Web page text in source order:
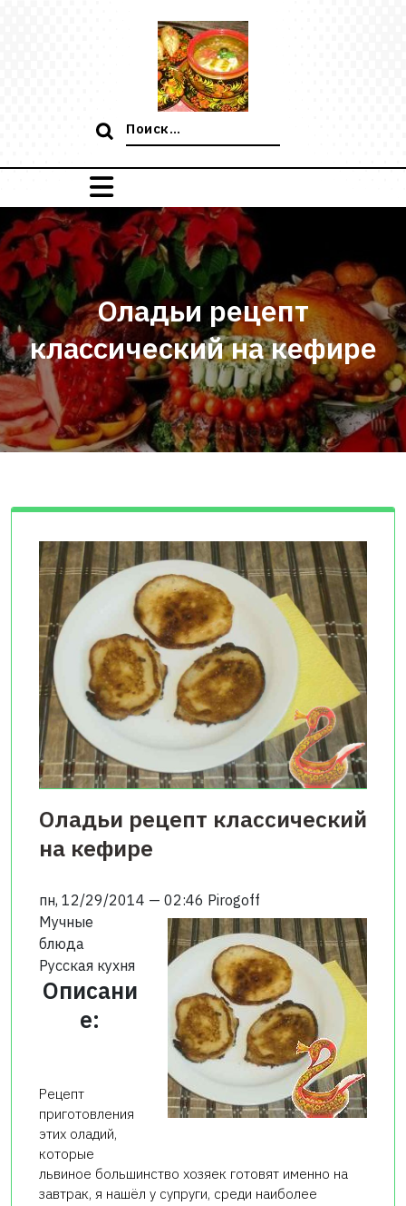
Поиск:
Оладьи рецепт
классический на кефире
Оладьи рецепт классический
на кефире
пн, 12/29/2014 — 02:46 Pirogoff
Мучные
блюда
Русская кухня
Описани
е:
Рецепт
приготовления
этих оладий,
которые
львиное большинство хозяек готовят именно на
завтрак, я нашёл у супруги, среди наиболее